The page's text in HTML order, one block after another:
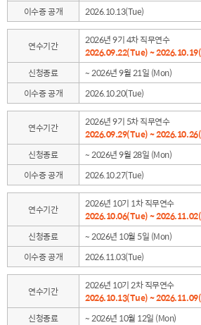
이수증 공개
2026.10.13(Tue)
연수기간
2026년 9기 4차 직무연수
2026.09.22(Tue) ~
신청종료
~ 2026년 9월 21일 (Mon)
이수증 공개
2026.10.20(Tue)
연수기간
2026년 9기 5차 직무연수
2026.09.29(Tue) ~
신청종료
~ 2026년 9월 28일 (Mon)
이수증 공개
2026.10.27(Tue)
연수기간
2026년 10기 1차 직무연수
2026.10.06(Tue) ~
신청종료
~ 2026년 10월 5일 (Mon)
이수증 공개
2026.11.03(Tue)
연수기간
2026년 10기 2차 직무연수
2026.10.13(Tue) ~
신청종료
~ 2026년 10월 12일 (Mon)